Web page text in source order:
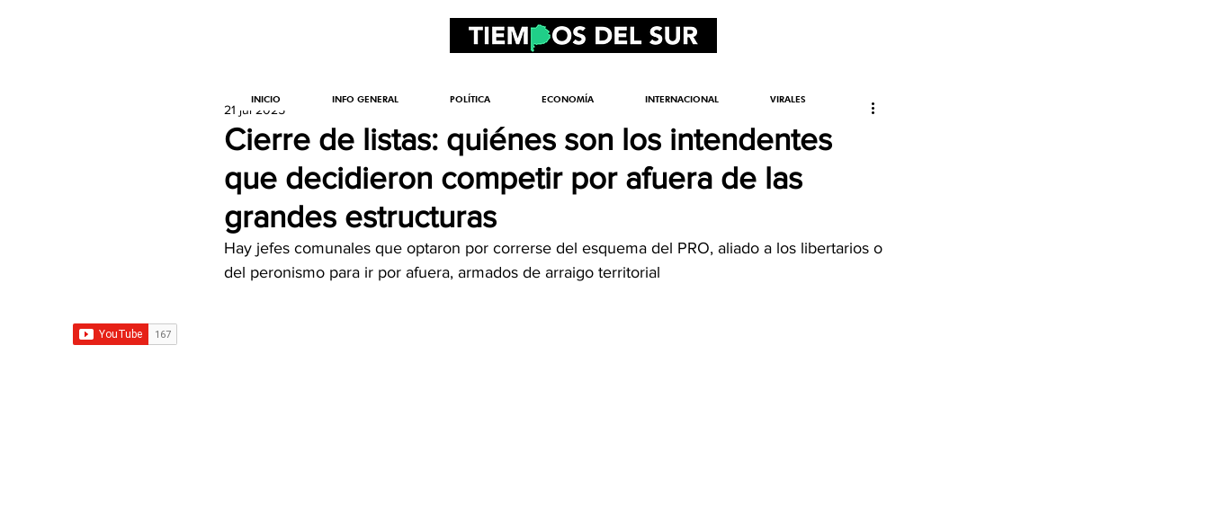
Cierre de listas: quiénes son los intendentes
que decidieron competir por afuera de las
grandes estructuras
21 jul 2025
Hay jefes comunales que optaron por correrse del esquema del PRO, aliado a los libertarios o
del peronismo para ir por afuera, armados de arraigo territorial
INICIO INFO GENERAL POLÍTICA ECONOMÍA INTERNACIONAL VIRALES